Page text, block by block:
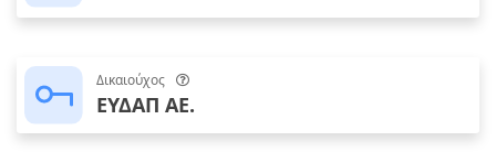
Δικαιούχος
ΕΥΔΑΠ ΑΕ.